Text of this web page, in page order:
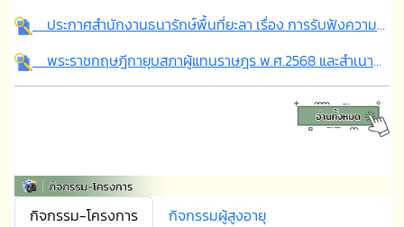
ประกาศสำนักงานธนารักษ์พื้นที่ยะลา เรื่อง การรับฟังความคิดเห็นของประชาชนหรือชุมชนในท้องถิ่น กรณีการขอเปลี่ยนแปลงวัตถุประสงค์การเช่าที่ดินราชพัสดุ
พระราชกฤษฎีกายุบสภาผู้แทนราษฎร พ.ศ.2568 และสำเนาประกาศเกี่ยวกับการเลือกตั้งสมาชิกสภาผู้แทนราษฎร
กิจกรรม-โครงการ
กิจกรรมผู้สูงอายุ